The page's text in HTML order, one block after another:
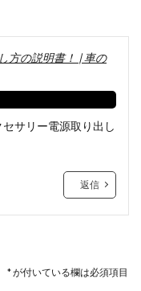
方の説明書！ | 車の
サリー電源取り出し
返信
*が付いている欄は必須項目